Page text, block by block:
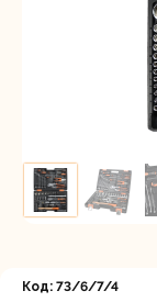
Код: 73/6/7/4